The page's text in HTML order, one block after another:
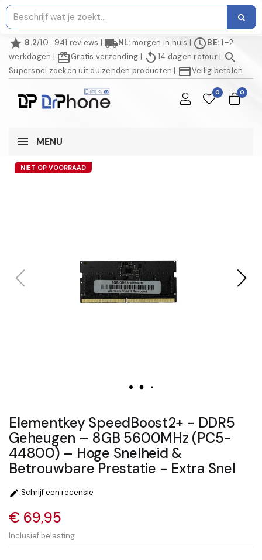
star 8.2/10 · 941 reviews | local_shippingNL: morgen in huis | scheduleBE: 1–2
werkdagen | redeemGratis verzending | replay 14 dagen retour| search
Supersnel zoeken uit duizenden producten | credit_cardVeilig betalen
0 0
MENU
NIET OP VOORRAAD
Elementkey SpeedBoost2+ - DDR5
Geheugen – 8GB 5600MHz (PC5-
44800) – Hoge Snelheid &
Betrouwbare Prestatie - Extra Snel
 Schrijf een recensie
€ 69,95
Inclusief belasting